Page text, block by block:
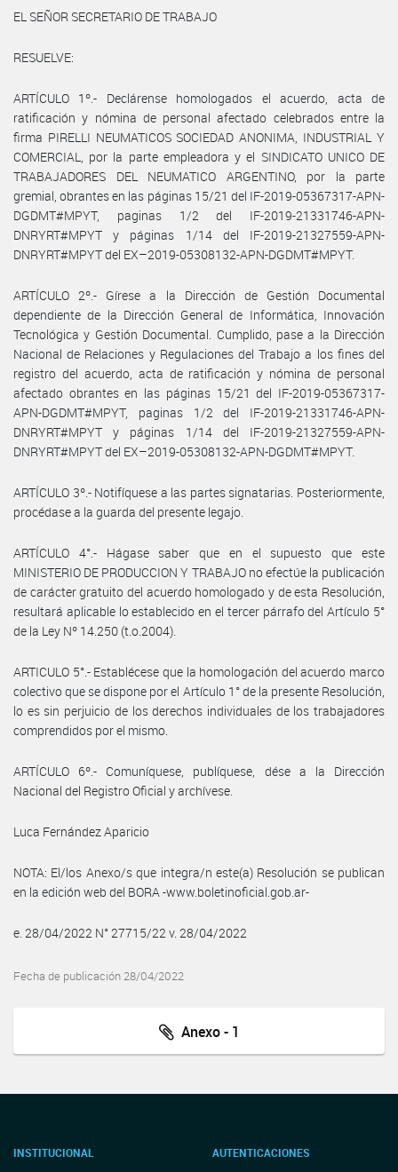
EL SEÑOR SECRETARIO DE TRABAJO
RESUELVE:
ARTÍCULO 1º.- Declárense homologados el acuerdo, acta de
ratificación y nómina de personal afectado celebrados entre la
firma PIRELLI NEUMATICOS SOCIEDAD ANONIMA, INDUSTRIAL Y
COMERCIAL, por la parte empleadora y el SINDICATO UNICO DE
TRABAJADORES DEL NEUMATICO ARGENTINO, por la parte
gremial, obrantes en las páginas 15/21 del IF-2019-05367317-APN-
DGDMT#MPYT, paginas 1/2 del IF-2019-21331746-APN-
DNRYRT#MPYT y páginas 1/14 del IF-2019-21327559-APN-
DNRYRT#MPYT del EX–2019-05308132-APN-DGDMT#MPYT.
ARTÍCULO 2º.- Gírese a la Dirección de Gestión Documental
dependiente de la Dirección General de Informática, Innovación
Tecnológica y Gestión Documental. Cumplido, pase a la Dirección
Nacional de Relaciones y Regulaciones del Trabajo a los fines del
registro del acuerdo, acta de ratificación y nómina de personal
afectado obrantes en las páginas 15/21 del IF-2019-05367317-
APN-DGDMT#MPYT, paginas 1/2 del IF-2019-21331746-APN-
DNRYRT#MPYT y páginas 1/14 del IF-2019-21327559-APN-
DNRYRT#MPYT del EX–2019-05308132-APN-DGDMT#MPYT.
ARTÍCULO 3º.- Notifíquese a las partes signatarias. Posteriormente,
procédase a la guarda del presente legajo.
ARTÍCULO 4°.- Hágase saber que en el supuesto que este
MINISTERIO DE PRODUCCION Y TRABAJO no efectúe la publicación
de carácter gratuito del acuerdo homologado y de esta Resolución,
resultará aplicable lo establecido en el tercer párrafo del Artículo 5°
de la Ley Nº 14.250 (t.o.2004).
ARTICULO 5°.- Establécese que la homologación del acuerdo marco
colectivo que se dispone por el Artículo 1° de la presente Resolución,
lo es sin perjuicio de los derechos individuales de los trabajadores
comprendidos por el mismo.
ARTÍCULO 6º.- Comuníquese, publíquese, dése a la Dirección
Nacional del Registro Oficial y archívese.
Luca Fernández Aparicio
NOTA: El/los Anexo/s que integra/n este(a) Resolución se publican
en la edición web del BORA -www.boletinoficial.gob.ar-
e. 28/04/2022 N° 27715/22 v. 28/04/2022
Fecha de publicación 28/04/2022
Anexo - 1
INSTITUCIONAL AUTENTICACIONES